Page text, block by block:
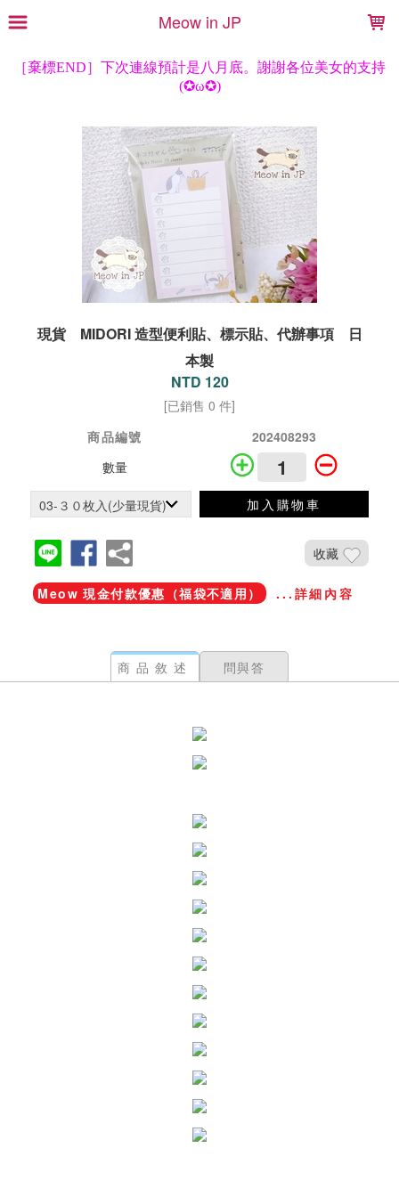
Meow in JP
現貨 MIDORI 造型便利貼、標示貼、代辦事項 日
本製
NTD 120
[已銷售 0 件]
商品編號
202408293
數量
加入購物車
收藏
Meow 現金付款優惠（福袋不適用） ...詳細內容
商品敘述 問與答